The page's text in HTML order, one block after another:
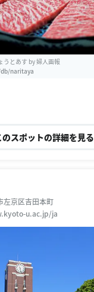
うとあす by 婦人画報
naritaya
のスポットの詳細を見る
左京区吉田本町
u.ac.jp/ja